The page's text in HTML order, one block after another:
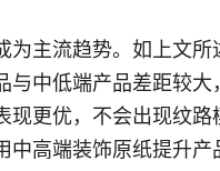
为主流趋势。如上文
与中低端产品差距较
现更优，不会出现纹
中高端装饰原纸提升